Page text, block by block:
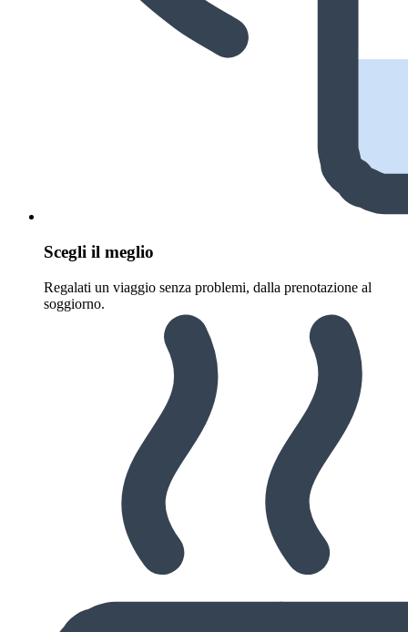
Scegli il meglio
Regalati un viaggio senza problemi, dalla prenotazione al
soggiorno.